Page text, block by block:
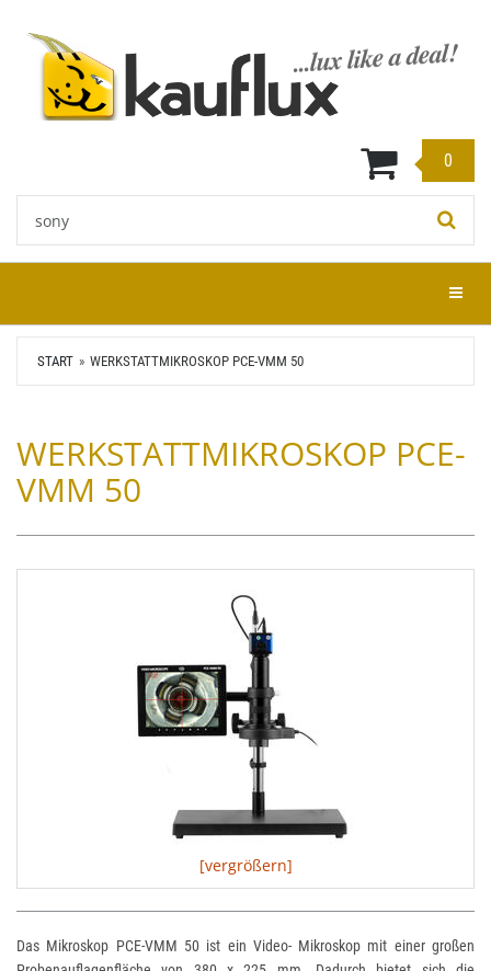
Hauptinhalt
springen
0
Menü
START WERKSTATTMIKROSKOP PCE-VMM 50
WERKSTATTMIKROSKOP PCE-
VMM 50
[vergrößern]
Das Mikroskop PCE-VMM 50 ist ein Video- Mikroskop mit einer großen